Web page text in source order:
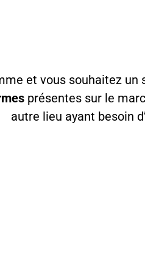
et vous souhaitez un
présentes sur le
autre lieu ayant besoin